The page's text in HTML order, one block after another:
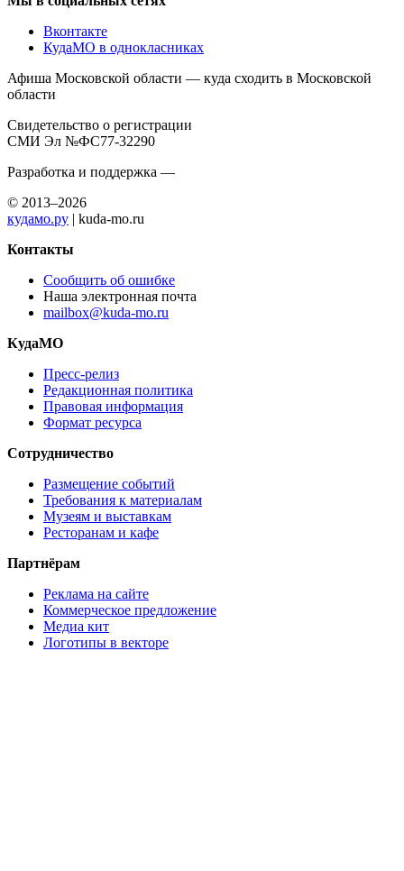
Вконтакте
КудаМО в однокласниках
Афиша Московской области — куда сходить в Московской
области
Свидетельство о регистрации
СМИ Эл №ФС77-32290
Разработка и поддержка —
© 2013–2026
кудамо.ру | kuda-mo.ru
Контакты
Сообщить об ошибке
Наша электронная почта
mailbox@kuda-mo.ru
КудаМО
Пресс-релиз
Редакционная политика
Правовая информация
Формат ресурса
Сотрудничество
Размещение событий
Требования к материалам
Музеям и выставкам
Ресторанам и кафе
Партнёрам
Реклама на сайте
Коммерческое предложение
Медиа кит
Логотипы в векторе